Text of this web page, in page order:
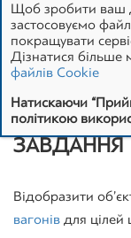
Щорічно в нашу
клієнт з
заставі у банку, а
спеціалізованим
ЗАВДАННЯ
Відобразити
вагонів для цілей
Щоб зробити ваш
застосовуємо
покращувати
Дізнатися
файлів Cookie
Натискаючи
політикою